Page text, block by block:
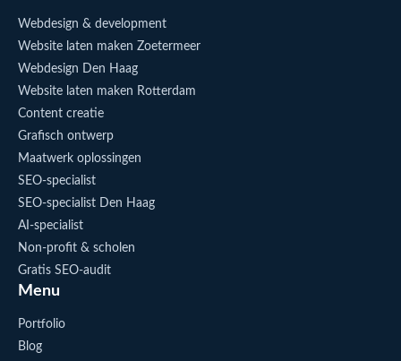
Webdesign & development
Website laten maken Zoetermeer
Webdesign Den Haag
Website laten maken Rotterdam
Content creatie
Grafisch ontwerp
Maatwerk oplossingen
SEO-specialist
SEO-specialist Den Haag
AI-specialist
Non-profit & scholen
Gratis SEO-audit
Menu
Portfolio
Blog